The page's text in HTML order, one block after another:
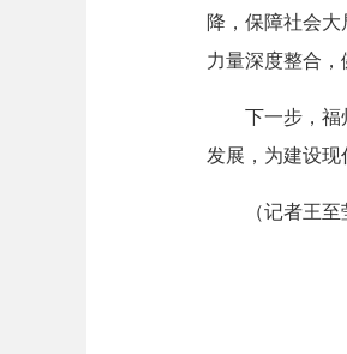
降，保障社会
力量深度整合，
下一步，福州
发展，为建设现
（记者王至